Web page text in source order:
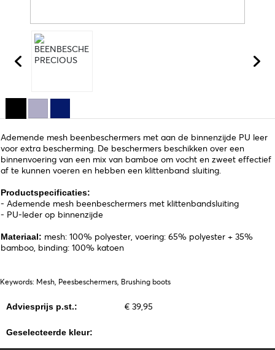
Ademende mesh beenbeschermers met aan de binnenzijde PU leer
voor extra bescherming. De beschermers beschikken over een
binnenvoering van een mix van bamboe om vocht en zweet effectief
af te kunnen voeren en hebben een klittenband sluiting.
Productspecificaties:
- Ademende mesh beenbeschermers met klittenbandsluiting
- PU-leder op binnenzijde
Materiaal: mesh: 100% polyester, voering: 65% polyester + 35%
bamboo, binding: 100% katoen
Keywords: Mesh, Peesbeschermers, Brushing boots
Adviesprijs p.st.: € 39,95
Geselecteerde kleur: